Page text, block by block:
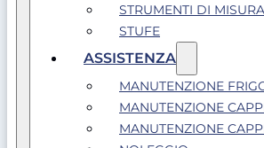
STRUMENTI DI MISURA
STUFE
ASSISTENZA
MANUTENZIONE
MANUTENZIONE
MANUTENZIONE